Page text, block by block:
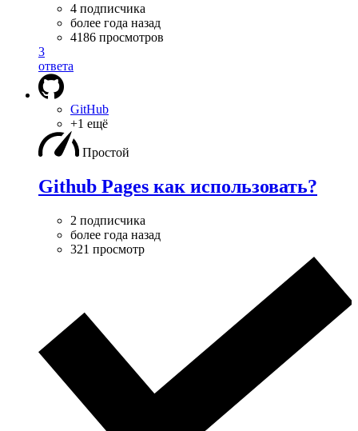
4 подписчика
более года назад
4186 просмотров
3
ответа
GitHub
+1 ещё
Простой
Github Pages как использовать?
2 подписчика
более года назад
321 просмотр